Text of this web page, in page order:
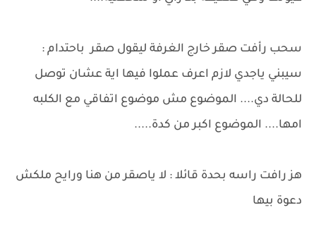
سحب رأفت صقر خارج الغرفة ليقول صقر باحتدام :
سيبني ياجدي لازم اعرف عملوا فيها اية عشان توصل
للحالة دي.... الموضوع مش موضوع اتفاقي مع الكلبه
امها.... الموضوع اكبر من كدة.....
هز رافت راسه بحدة قائلا : لا ياصقر من هنا ورايح ملكش
دعوة بيها